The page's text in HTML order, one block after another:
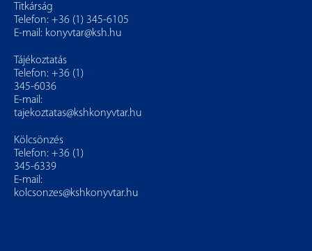
Titkárság
Telefon: +36 (1) 345-6105
E-mail: konyvtar@ksh.hu
Tájékoztatás
Telefon: +36 (1)
345-6036
E-mail:
tajekoztatas@kshkonyvtar.hu
Kölcsönzés
Telefon: +36 (1)
345-6339
E-mail:
kolcsonzes@kshkonyvtar.hu